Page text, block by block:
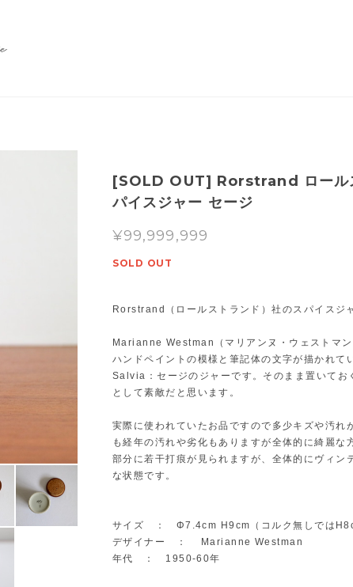
[SOLD OUT] Rorstrand ロール
パイスジャー セージ
¥99,999,999
SOLD OUT
Rorstrand（ロールストランド）社のスパイスジ
Marianne Westman（マリアンヌ・ウェストマ
ハンドペイントの模様と筆記体の文字が描かれて
Salvia：セージのジャーです。そのまま置いてお
として素敵だと思います。
実際に使われていたお品ですので多少キズや汚れ
も経年の汚れや劣化もありますが全体的に綺麗な
部分に若干打痕が見られますが、全体的にヴィン
な状態です。
サイズ ： Φ7.4cm H9cm（コルク無しでは
デザイナー ： Marianne Westman
年代 ： 1950-60年